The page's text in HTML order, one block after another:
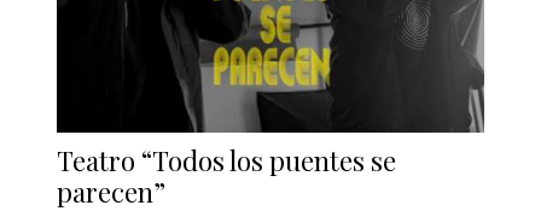
Teatro “Todos los puentes se
parecen”